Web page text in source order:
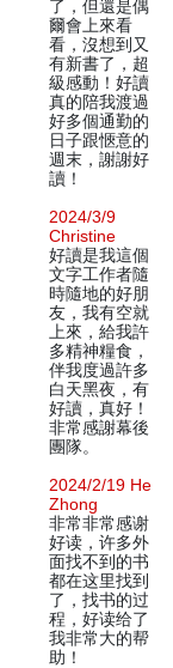
了，但還是偶
爾會上來看
看，沒想到又
有新書了，超
級感動！好讀
真的陪我渡過
好多個通勤的
日子跟愜意的
週末，謝謝好
讀！
2024/3/9
Christine
好讀是我這個
文字工作者隨
時隨地的好朋
友，我有空就
上來，給我許
多精神糧食，
伴我度過許多
白天黑夜，有
好讀，真好！
非常感謝幕後
團隊。
2024/2/19 He
Zhong
非常非常感谢
好读，许多外
面找不到的书
都在这里找到
了，找书的过
程，好读给了
我非常大的帮
助！